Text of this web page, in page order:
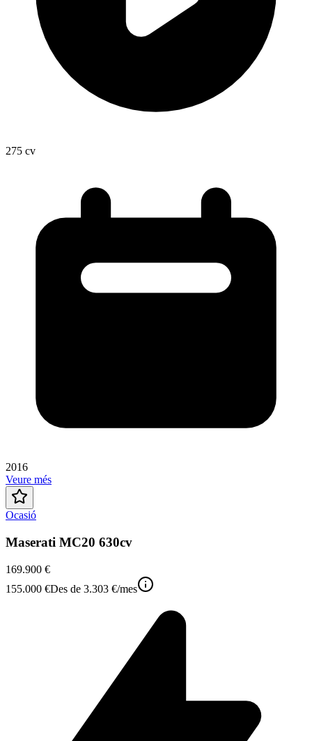
275 cv
2016
Veure més
Ocasió
Maserati MC20 630cv
169.900 €
155.000 €Des de 3.303 €/mes